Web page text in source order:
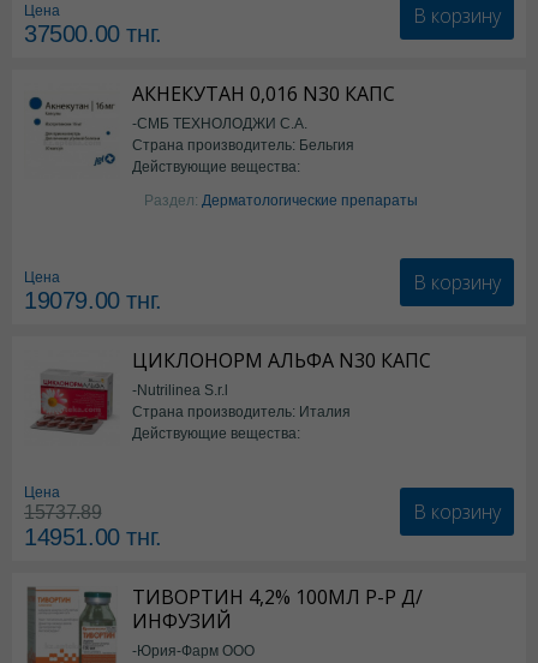
Цена
37500.00тнг.
В корзину
АКНЕКУТАН 0,016 N30 КАПС
-СМБ ТЕХНОЛОДЖИ С.А.
Страна производитель: Бельгия
Действующие вещества:
Изотретиноин
Раздел: Дерматологические препараты
Цена
19079.00тнг.
В корзину
ЦИКЛОНОРМ АЛЬФА N30 КАПС
-Nutrilinea S.r.l
Страна производитель: Италия
Действующие вещества:
Цена
15737.89
14951.00тнг.
В корзину
ТИВОРТИН 4,2% 100МЛ Р-Р Д/
ИНФУЗИЙ
-Юрия-Фарм ООО